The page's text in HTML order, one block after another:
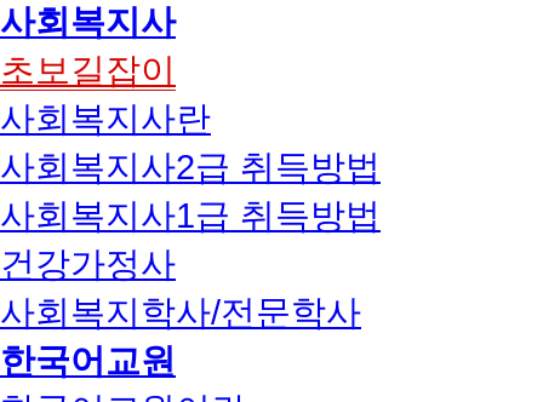
사회복지사
초보길잡이
사회복지사란
사회복지사2급 취득방법
사회복지사1급 취득방법
건강가정사
사회복지학사/전문학사
한국어교원